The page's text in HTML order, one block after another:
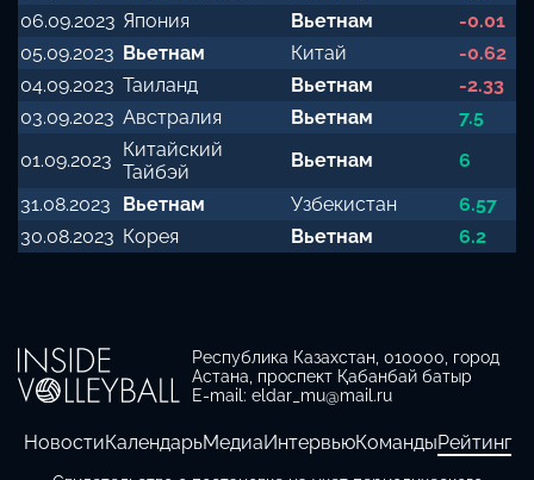
06.09.2023 Япония Вьетнам
-0.01
05.09.2023 Вьетнам Китай
-0.62
04.09.2023 Таиланд Вьетнам
-2.33
03.09.2023 Австралия Вьетнам
7.5
01.09.2023
Китайский
Тайбэй
Вьетнам
6
31.08.2023
Вьетнам Узбекистан
6.57
30.08.2023 Корея Вьетнам 6.2
Республика Казахстан, 010000, город
Астана, проспект Қабанбай батыр
E-mail: eldar_mu@mail.ru
НовостиКалендарьМедиаИнтервьюКомандыРейтинг